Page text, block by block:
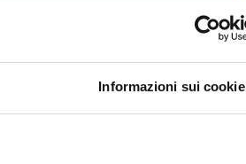
Informazioni sui cookie